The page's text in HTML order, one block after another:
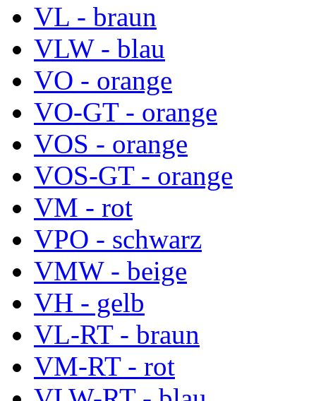
VL - braun
VLW - blau
VO - orange
VO-GT - orange
VOS - orange
VOS-GT - orange
VM - rot
VPO - schwarz
VMW - beige
VH - gelb
VL-RT - braun
VM-RT - rot